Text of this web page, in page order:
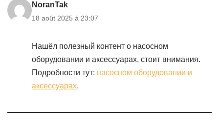
NoranTak
18 août 2025 à 23:07
Нашёл полезный контент о насосном
оборудовании и аксессуарах, стоит внимания.
Подробности тут: насосном оборудовании и
аксессуарах.